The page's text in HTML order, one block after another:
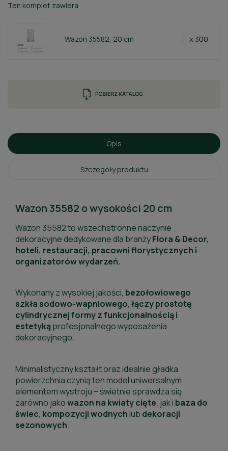
Ten komplet zawiera
Wazon 35582, 20 cm x 300
Opis
Szczegóły produktu
Wazon 35582 o wysokości 20 cm
Wazon 35582 to wszechstronne naczynie
dekoracyjne dedykowane dla branżyFlora & Decor,
hoteli, restauracji, pracowni florystycznych i
organizatorów wydarzeń.
Wykonany z wysokiej jakości, bezołowiowego
szkła sodowo-wapniowego, łączy prostotę
cylindrycznej formy z funkcjonalnością i
estetykąprofesjonalnego wyposażenia
dekoracyjnego.
Minimalistyczny kształt oraz idealnie gładka
powierzchnia czynią ten model uniwersalnym
elementem wystroju – świetnie sprawdza się
zarówno jakowazon na kwiatycięte, jak i baza do
świec, kompozycjiwodnychlub dekoracji
sezonowych.